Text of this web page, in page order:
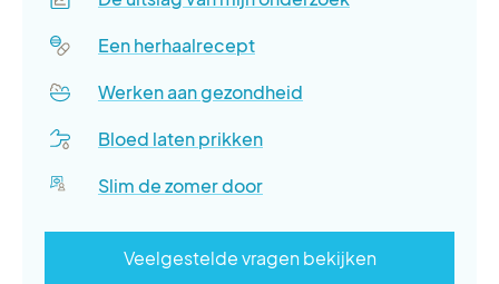
Een herhaalrecept
Werken aan gezondheid
Bloed laten prikken
Slim de zomer door
Veelgestelde vragen bekijken